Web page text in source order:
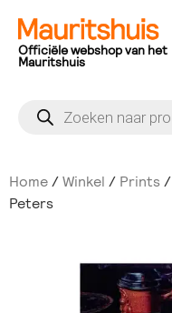
Officiële webshop van het
Mauritshuis
Home/Winkel / Prints/
Peters